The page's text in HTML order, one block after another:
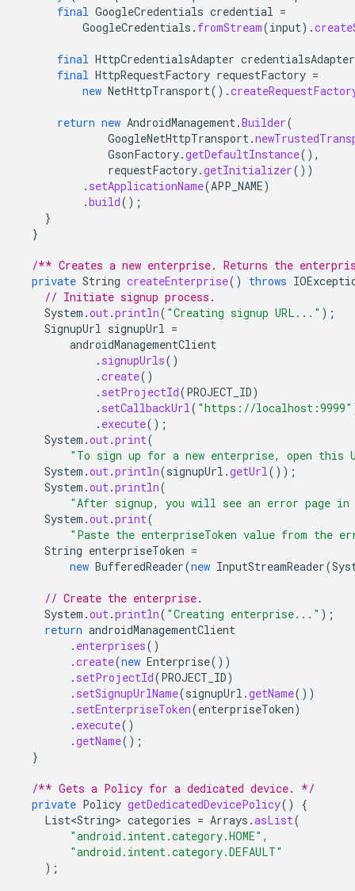
final GoogleCredentials credential =
GoogleCredentials . fromStream(input).
final HttpCredentialsAdapter credentialsAdapter
final HttpRequestFactory requestFactory =
new NetHttpTransport().
return new AndroidManagement.Builder(
GoogleNetHttpTransport.
GsonFactory.getDefaultInstance(),
requestFactory.getInitializer())
. setApplicationName(APP_NAME)
.build();
}
}
/** Creates a new enterprise. Returns the
private String createEnterprise() throws
// Initiate signup process.
System .out.println( "Creating signup URL..." );
SignupUrl signupUrl =
androidManagementClient
. signupUrls()
.create()
. setProjectId(PROJECT_ID)
. setCallbackUrl( "https://localhost:9999"
. execute();
System .out.print(
"To sign up for a new enterprise, open this
System .out.println(signupUrl .getUrl());
System .out.println(
"After signup, you will see an error page in
System .out.print(
"Paste the enterpriseToken value from the
String enterpriseToken =
new BufferedReader(new InputStreamReader(
// Create the enterprise.
System .out.println( "Creating enterprise..." );
return androidManagementClient
. enterprises()
.create(new Enterprise())
. setProjectId(PROJECT_ID)
. setSignupUrlName(signupUrl .getName())
. setEnterpriseToken(enterpriseToken)
. execute()
.getName();
}
/** Gets a Policy for a dedicated device. */
private Policy getDedicatedDevicePolicy()
{
List<String> categories = Arrays .asList(
"android.intent.category.HOME" ,
"android.intent.category.DEFAULT"
);